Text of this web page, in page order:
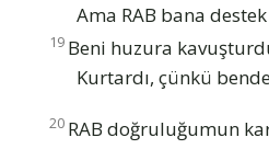
Ama RAB bana
19 Beni huzura
Kurtardı, çünkü
20 RAB doğruluğumun